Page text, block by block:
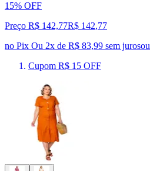
15% OFF
Preço R$ 142,77R$ 142,77
no Pix Ou 2x de R$ 83,99 sem jurosou
Cupom R$ 15 OFF